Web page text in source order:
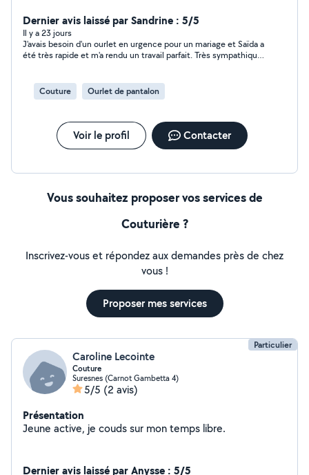
Dernier avis laissé par Sandrine : 5/5
Il y a 23 jours
J'avais besoin d'un ourlet en urgence pour un mariage et Saïda a
été très rapide et m'a rendu un travail parfait. Très sympathique,
Couture
Ourlet de pantalon
Voir le profil Contacter
Vous souhaitez proposer vos services de
Couturière ?
Inscrivez-vous et répondez aux demandes près de chez
vous !
Proposer mes services
Particulier
Caroline Lecointe
Couture
Suresnes (Carnot Gambetta 4)
5/5 (2 avis)
Présentation
Jeune active, je couds sur mon temps libre.
Dernier avis laissé par Anysse : 5/5